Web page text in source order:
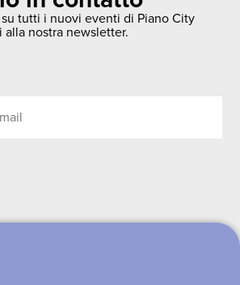
tutti i nuovi eventi di Piano City
nostra newsletter.